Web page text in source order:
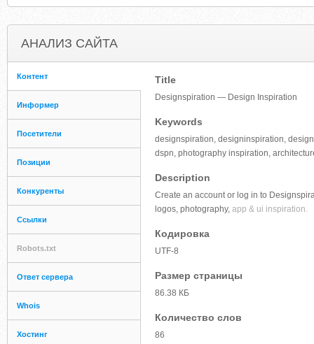
АНАЛИЗ САЙТА
Контент
Информер
Посетители
Позиции
Конкуренты
Ссылки
Robots.txt
Ответ сервера
Whois
Хостинг
Title
Designspiration — Design Inspiration
Keywords
designspiration, designinspiration,
dspn, photography inspiration,
Description
Create an account or log in to
logos, photography, app & ui inspiration.
Кодировка
UTF-8
Размер страницы
86.38 КБ
Количество слов
86